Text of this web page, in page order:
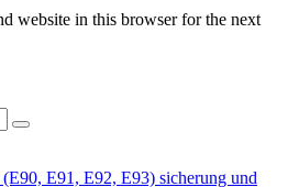
website in this browser for the next
E91, E92, E93) sicherung und